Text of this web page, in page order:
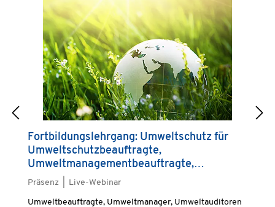
Fortbildungslehrgang: Umweltschutz für
Umweltschutzbeauftragte,
Umweltmanagementbeauftragte,
Umweltauditoren
Präsenz | Live-Webinar
Umweltbeauftragte, Umweltmanager, Umweltauditoren